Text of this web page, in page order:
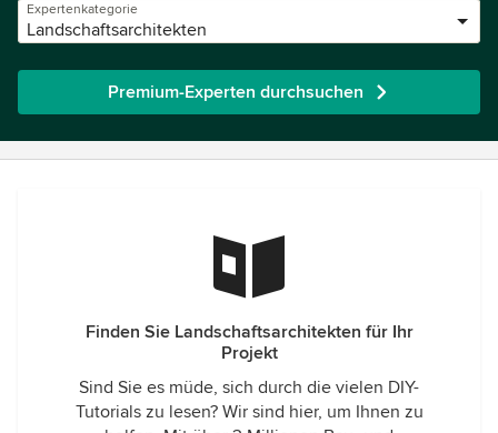
Expertenkategorie
Landschaftsarchitekten
Premium-Experten durchsuchen
Finden Sie Landschaftsarchitekten für Ihr
Projekt
Sind Sie es müde, sich durch die vielen DIY-
Tutorials zu lesen? Wir sind hier, um Ihnen zu